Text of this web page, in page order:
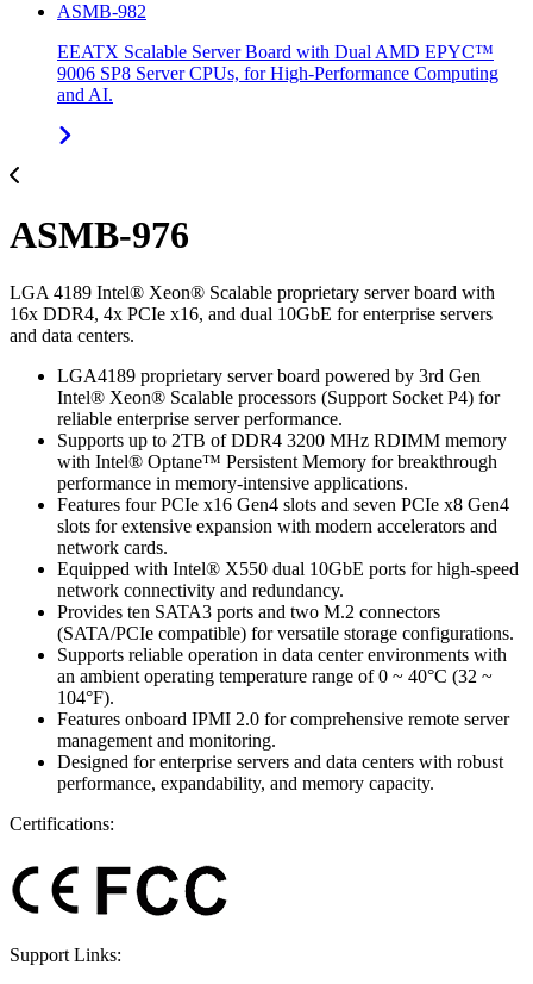
ASMB-982
EEATX Scalable Server Board with Dual AMD EPYC™
9006 SP8 Server CPUs, for High-Performance Computing
and AI.
ASMB-976
LGA 4189 Intel® Xeon® Scalable proprietary server board with
16x DDR4, 4x PCIe x16, and dual 10GbE for enterprise servers
and data centers.
LGA4189 proprietary server board powered by 3rd Gen
Intel® Xeon® Scalable processors (Support Socket P4) for
reliable enterprise server performance.
Supports up to 2TB of DDR4 3200 MHz RDIMM memory
with Intel® Optane™ Persistent Memory for breakthrough
performance in memory-intensive applications.
Features four PCIe x16 Gen4 slots and seven PCIe x8 Gen4
slots for extensive expansion with modern accelerators and
network cards.
Equipped with Intel® X550 dual 10GbE ports for high-speed
network connectivity and redundancy.
Provides ten SATA3 ports and two M.2 connectors
(SATA/PCIe compatible) for versatile storage configurations.
Supports reliable operation in data center environments with
an ambient operating temperature range of 0 ~ 40°C (32 ~
104°F).
Features onboard IPMI 2.0 for comprehensive remote server
management and monitoring.
Designed for enterprise servers and data centers with robust
performance, expandability, and memory capacity.
Certifications:
Support Links: